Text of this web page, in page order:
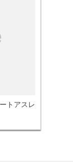
トアスレ